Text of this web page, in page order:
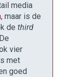
media
, maar is de
de third
vier
met
goed